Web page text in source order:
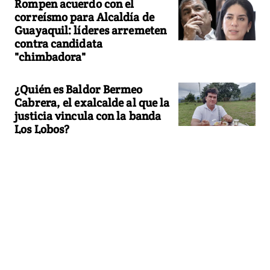
Rompen acuerdo con el
correísmo para Alcaldía de
Guayaquil: líderes arremeten
contra candidata
"chimbadora"
¿Quién es Baldor Bermeo
Cabrera, el exalcalde al que la
justicia vincula con la banda
Los Lobos?